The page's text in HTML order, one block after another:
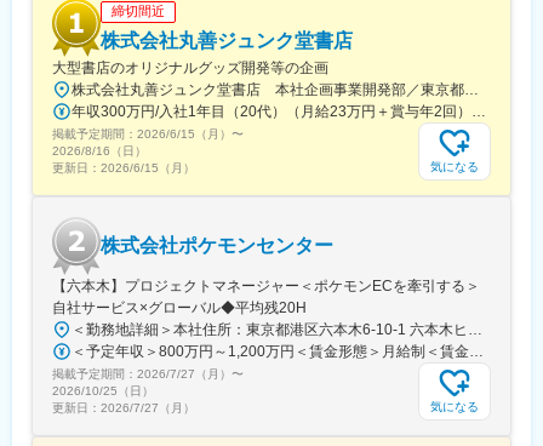
【女性にも安心していただける就業環境】
■産育休取得・取得率100％
■時短勤務可能（復職後のみ／週30時間勤務）
■平均残業時間 月11.9時間
■年休126日相当（126日×8時間＝1,008時間）
【未経験でも安心な研修制度】
■中途入社ならではの悩みを解消し、さくら薬局グループのビジョ
ンや社内規定などをご案内。同期入社の方との繋がりを踏まえ、
ただくための研修です。
■【生涯学習講座】【薬局薬剤師総論】【疾患別ベーシック講座】
【疾患別アドバンス講座】等、薬局薬剤師・かかりつけ薬剤師に
必要な知識を習得することができます。
締切間近
株式会社丸善ジュンク堂書店
大型書店のオリジナルグッズ開発等の企画
掲載予定期間： 2026/6/15（月） 〜
2026/8/16（日）
更新日： 2026/6/15（月） 気になる
株式会社ポケモンセンター
【六本木】プロジェクトマネージャー＜ポケモンECを牽引する＞
自社サービス×グローバル◆平均残20H
掲載予定期間： 2026/7/27（月） 〜
2026/10/25（日）
更新日： 2026/7/27（月） 気になる